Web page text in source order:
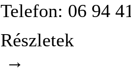
Telefon: 06 94
Részletek
→